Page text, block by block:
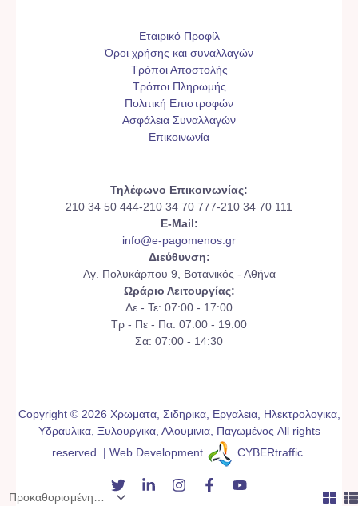
Εταιρικό Προφίλ
Όροι χρήσης και συναλλαγών
Τρόποι Αποστολής
Τρόποι Πληρωμής
Πολιτική Επιστροφών
Ασφάλεια Συναλλαγών
Επικοινωνία
Τηλέφωνο Επικοινωνίας:
210 34 50 444-210 34 70 777-210 34 70 111
E-Mail:
info@e-pagomenos.gr
Διεύθυνση:
Αγ. Πολυκάρπου 9, Βοτανικός - Αθήνα
Ωράριο Λειτουργίας:
Δε - Τε: 07:00 - 17:00
Τρ - Πε - Πα: 07:00 - 19:00
Σα: 07:00 - 14:30
Copyright © 2026 Χρωματα, Σιδηρικα, Εργαλεια, Ηλεκτρολογικα,
Υδραυλικα, Ξυλουργικα, Αλουμινια, Παγωμένος All rights
reserved. | Web Development
CYBERtraffic